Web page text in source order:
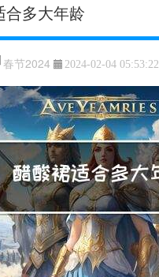
合多大年龄
春节2024 2024-02-04 05:53:22